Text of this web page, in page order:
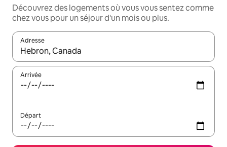
Découvrez des logements où vous vous sentez comme
chez vous pour un séjour d'un mois ou plus.
Adresse
Lorsque les résultats s'affichent, utilisez les flèches vers le
Arrivée
Départ